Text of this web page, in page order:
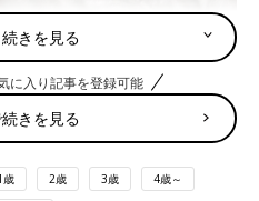
きを見る
に入り記事を登録可能
きを見る
歳 2歳 3歳 4歳～